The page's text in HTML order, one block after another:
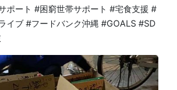
ポート #困窮世帯サポート #宅食支援 #
イブ #フードバンク沖縄 #GOALS #SD